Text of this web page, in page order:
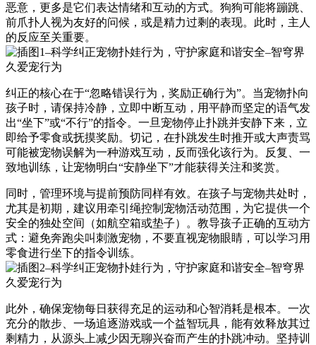
恶意，更多是它们表达情绪和互动的方式。狗狗可能将蹦跳、
前爪扑人视为友好的问候，或是精力过剩的表现。此时，主人
的反应至关重要。
纠正的核心在于“忽略错误行为，奖励正确行为”。当宠物扑向
孩子时，请保持冷静，立即中断互动，用平静而坚定的语气发
出“坐下”或“不行”的指令。一旦宠物停止扑跳并安静下来，立
即给予零食或抚摸奖励。切记，在扑跳发生时推开或大声责骂
可能被宠物误解为一种游戏互动，反而强化该行为。反复、一
致地训练，让宠物明白“安静坐下”才能获得关注和奖赏。
同时，管理环境与提前预防同样有效。在孩子与宠物共处时，
尤其是初期，建议用牵引绳控制宠物活动范围，为它提供一个
安全的独处空间（如航空箱或垫子）。教导孩子正确的互动方
式：避免奔跑尖叫刺激宠物，不要直视宠物眼睛，可以学习用
零食进行坐下的指令训练。
此外，确保宠物每日获得充足的运动和心智消耗是根本。一次
充分的散步、一场追逐游戏或一个益智玩具，能有效释放其过
剩精力，从源头上减少因无聊兴奋而产生的扑跳冲动。坚持训